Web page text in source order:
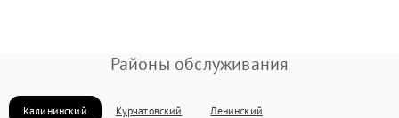
Районы обслуживания
Калининский Курчатовский Ленинский